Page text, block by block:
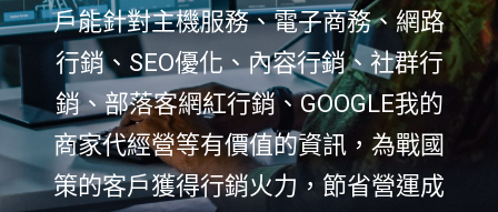
戶能針對主機服務、電子商務、網路
行銷、SEO優化、內容行銷、社群行
銷、部落客網紅行銷、GOOGLE我的
商家代經營等有價值的資訊，為戰國
策的客戶獲得行銷火力，節省營運成